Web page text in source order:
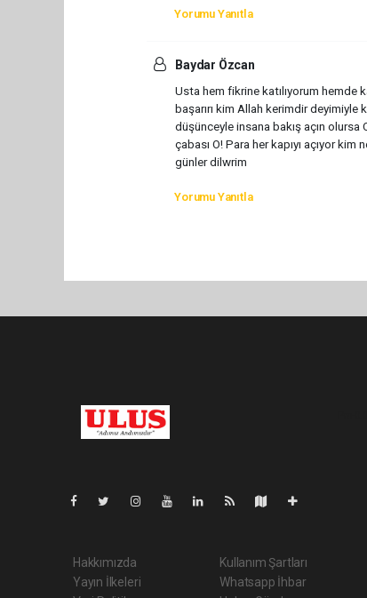
Yorumu Yanıtla
Baydar Özcan
Usta hem fikrine katılıyorum hemde
başarırı kim Allah kerimdir
düşünceyle insana bakış açın
çabası O! Para her kapıyı açıyor
günler dilwrim
Yorumu Yanıtla
Hakkımızda
Yayın İlkeleri
Kullanım Şartları
Whatsapp İhbar